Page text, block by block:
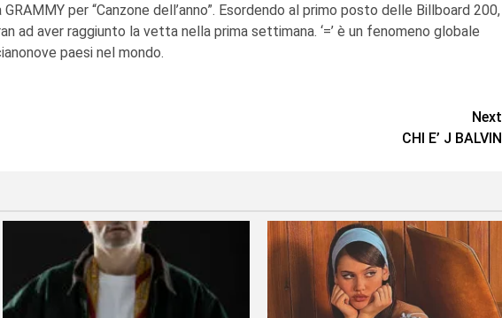
per “Canzone dell’anno”. Esordendo al primo posto delle Billboard 200,
ad aver raggiunto la vetta nella prima settimana. ‘=’ è un fenomeno globale
paesi nel mondo.
Next
CHI E’ J BALVIN